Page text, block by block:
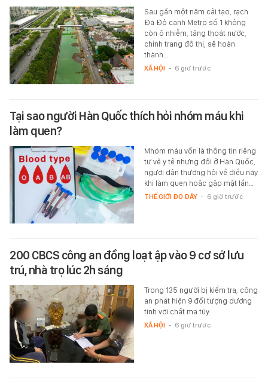
Sau gần một năm cải tạo, rạch
Đá Đỏ cạnh Metro số 1 không
còn ô nhiễm, tăng thoát nước,
chỉnh trang đô thị, sẽ hoàn
thành…
XÃ HỘI - 6 giờ trước
Tại sao người Hàn Quốc thích hỏi nhóm máu khi
làm quen?
Mhóm máu vốn là thông tin riêng
tư về y tế nhưng đối ở Hàn Quốc,
người dân thường hỏi về điều này
khi làm quen hoặc gặp mặt lần…
THẾ GIỚI ĐÓ ĐÂY - 6 giờ trước
200 CBCS công an đồng loạt ập vào 9 cơ sở lưu
trú, nhà trọ lúc 2h sáng
Trong 135 người bị kiểm tra, công
an phát hiện 9 đối tượng dương
tính với chất ma túy.
XÃ HỘI - 6 giờ trước